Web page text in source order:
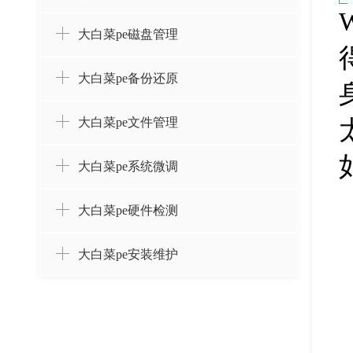
大白菜pe磁盘管理
大白菜pe备份还原
大白菜pe文件管理
大白菜pe系统微调
大白菜pe硬件检测
大白菜pe安装维护